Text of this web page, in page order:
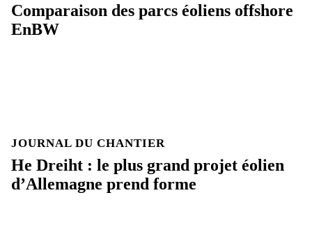
Comparaison des parcs éoliens offshore
EnBW
JOURNAL DU CHANTIER
He Dreiht : le plus grand projet éolien
d’Allemagne prend forme